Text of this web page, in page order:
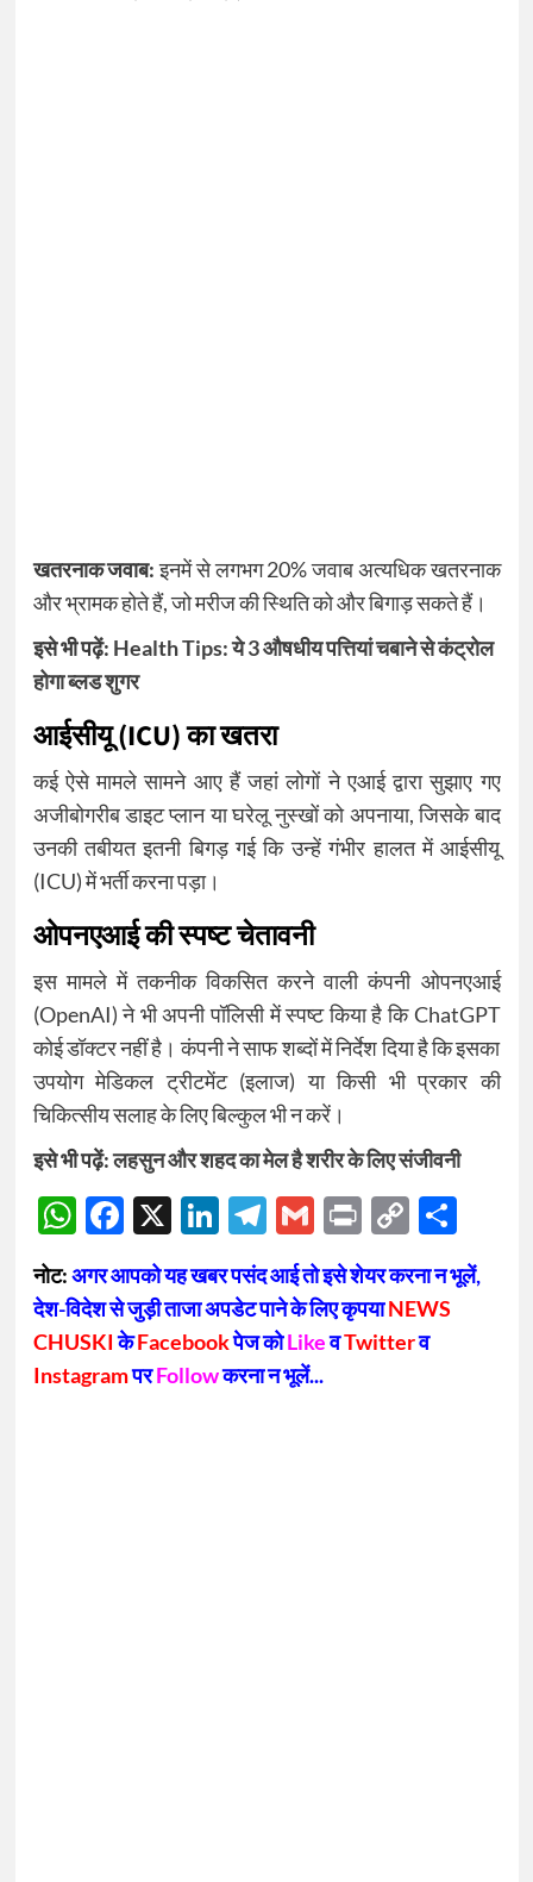
खतरनाक जवाब:इनमें से लगभग 20% जवाब अत्यधिक खतरनाक
और भ्रामक होते हैं, जो मरीज की स्थिति को और बिगाड़ सकते हैं।
इसे भी पढ़ें: Health Tips: ये 3 औषधीय पत्तियां चबाने से कंट्रोल
होगा ब्लड शुगर
आईसीयू (ICU) का खतरा
कई ऐसे मामले सामने आए हैं जहां लोगों ने एआई द्वारा सुझाए गए
अजीबोगरीब डाइट प्लान या घरेलू नुस्खों को अपनाया, जिसके बाद
उनकी तबीयत इतनी बिगड़ गई कि उन्हें गंभीर हालत में आईसीयू
(ICU) में भर्ती करना पड़ा।
ओपनएआई की स्पष्ट चेतावनी
इस मामले में तकनीक विकसित करने वाली कंपनी ओपनएआई
(OpenAI) ने भी अपनी पॉलिसी में स्पष्ट किया है कि ChatGPT
कोई डॉक्टर नहीं है। कंपनी ने साफ शब्दों में निर्देश दिया है कि इसका
उपयोग मेडिकल ट्रीटमेंट (इलाज) या किसी भी प्रकार की
चिकित्सीय सलाह के लिए बिल्कुल भी न करें।
इसे भी पढ़ें:लहसुन और शहद का मेल है शरीर के लिए संजीवनी
WhatsApp
Facebook
X LinkedIn
Telegram
Gmail
Print
Copy
Link
नोट:अगर आपको यह खबर पसंद आई तो इसे शेयर करना न भूलें,
देश-विदेश से जुड़ी ताजा अपडेट पाने के लिए कृपयाNEWS
CHUSKIकेFacebookपेज कोLikeवTwitterव
InstagramपरFollowकरना न भूलें...